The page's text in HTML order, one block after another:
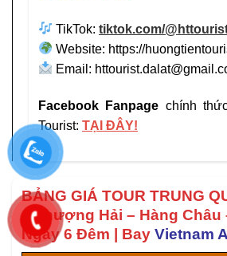
TikTok:tiktok.com/
Website: https://
Email:
Facebook Fanpage chính
Tourist: TẠI ĐÂY!
BẢNG GIÁ TOUR TRUNG
– Thượng Hải – Hàng Châu
Ngày 6 Đêm | Bay Vietnam